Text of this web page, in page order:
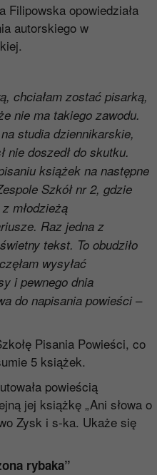
opowiedziała
autorskiego w
chciałam zostać pisarką,
nie ma takiego zawodu.
studia dziennikarskie,
nie doszedł do skutku.
książek na następne
Szkół nr 2, gdzie
młodzieżą
Raz jedna z
tekst. To obudziło
wysyłać
i pewnego dnia
do napisania powieści–
Pisania Powieści, co
5 książek.
powieścią
jej książkę „Ani słowa o
Zysk i s-ka. Ukaże się
rybaka”